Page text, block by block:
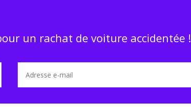
un rachat de voiture accidentée !